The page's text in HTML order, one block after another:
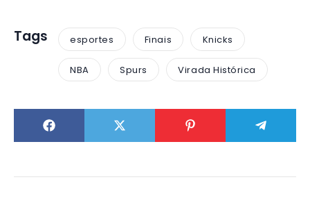
Tags esportes Finais Knicks
NBA Spurs Virada Histórica